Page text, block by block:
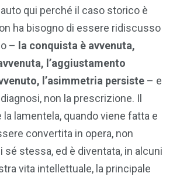
qui perché il caso storico è
ha bisogno di essere ridiscusso
– la conquista è avvenuta,
l’aggiustamento
l’asimmetria persiste – e
non la prescrizione. Il
la lamentela, quando viene fatta e
convertita in opera, non
sé stessa, ed è diventata, in alcuni
vita intellettuale, la principale